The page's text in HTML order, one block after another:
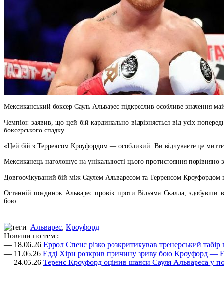
Мексиканський боксер Сауль Альварес підкреслив особливе значення
Чемпіон заявив, що цей бій кардинально відрізняється від усіх
боксерського спадку.
«Цей бій з Терренсом Кроуфордом — особливий. Ви відчуваєте це
Мексиканець наголошує на унікальності цього протистояння
Довгоочікуваний бій між Саулем Альваресом та Терренсом Кроуфордом
Останній поєдинок Альварес провів проти Вільяма Скалла, здобувши
бою.
Альварес, Кроуфорд
Новини по темі:
— 18.06.26 Еррол Спенс різко розкритикував тренерський
— 11.06.26 Едді Хірн розкрив причину зриву бою Кроуфорд —
— 24.05.26 Теренс Кроуфорд оцінив шанси Сауля Альвареса у